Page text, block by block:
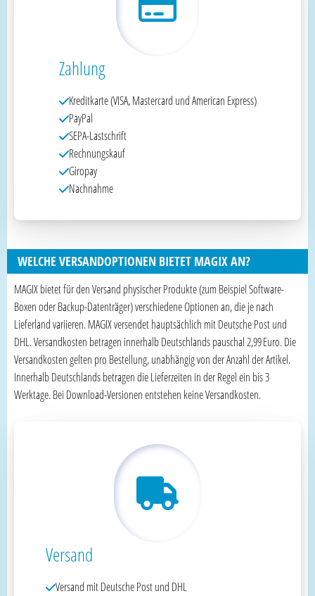
Zahlung
Kreditkarte (VISA, Mastercard und American Express)
PayPal
SEPA-Lastschrift
Rechnungskauf
Giropay
Nachnahme
WELCHE VERSANDOPTIONEN BIETET MAGIX AN?
MAGIX bietet für den Versand physischer Produkte (zum Beispiel Software-
Boxen oder Backup-Datenträger) verschiedene Optionen an, die je nach
Lieferland variieren. MAGIX versendet hauptsächlich mit Deutsche Post und
DHL. Versandkosten betragen innerhalb Deutschlands pauschal 2,99 Euro. Die
Versandkosten gelten pro Bestellung, unabhängig von der Anzahl der Artikel.
Innerhalb Deutschlands betragen die Lieferzeiten in der Regel ein bis 3
Werktage. Bei Download-Versionen entstehen keine Versandkosten.
Versand
Versand mit Deutsche Post und DHL